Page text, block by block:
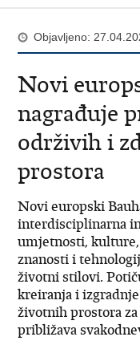
Objavljeno:
Novi
nagrađuje
održivih i
prostora
Novi europski
interdisciplinarna
umjetnosti,
znanosti i
životni stilovi.
kreiranja i
životnih prostora
približava